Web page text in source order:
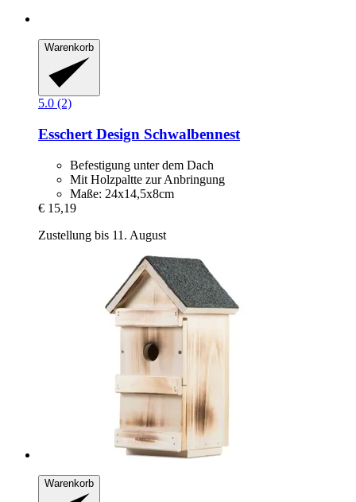
Warenkorb
5.0 (2)
Esschert Design Schwalbennest
Befestigung unter dem Dach
Mit Holzpaltte zur Anbringung
Maße: 24x14,5x8cm
€ 15,19
Zustellung bis 11. August
Warenkorb